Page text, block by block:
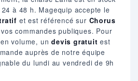
à 48 h. Magequip accepte le
et est référencé sur Chorus
commandes publiques. Pour
volume, undevis gratuit est
auprès de notre équipe
du lundi au vendredi de 9h